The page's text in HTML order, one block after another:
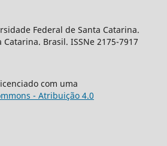
Federal de Santa Catarina.
Brasil. ISSNe 2175-7917
com uma
- Atribuição 4.0